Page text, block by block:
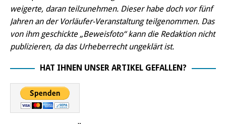
weigerte, daran teilzunehmen. Dieser habe doch vor fünf
Jahren an der Vorläufer-Veranstaltung teilgenommen. Das
von ihm geschickte „Beweisfoto“ kann die Redaktion nicht
publizieren, da das Urheberrecht ungeklärt ist.
HAT IHNEN UNSER ARTIKEL GEFALLEN?